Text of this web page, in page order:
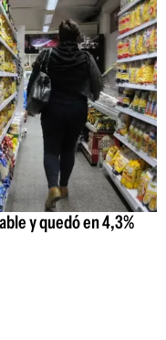
y quedó en 4,3%